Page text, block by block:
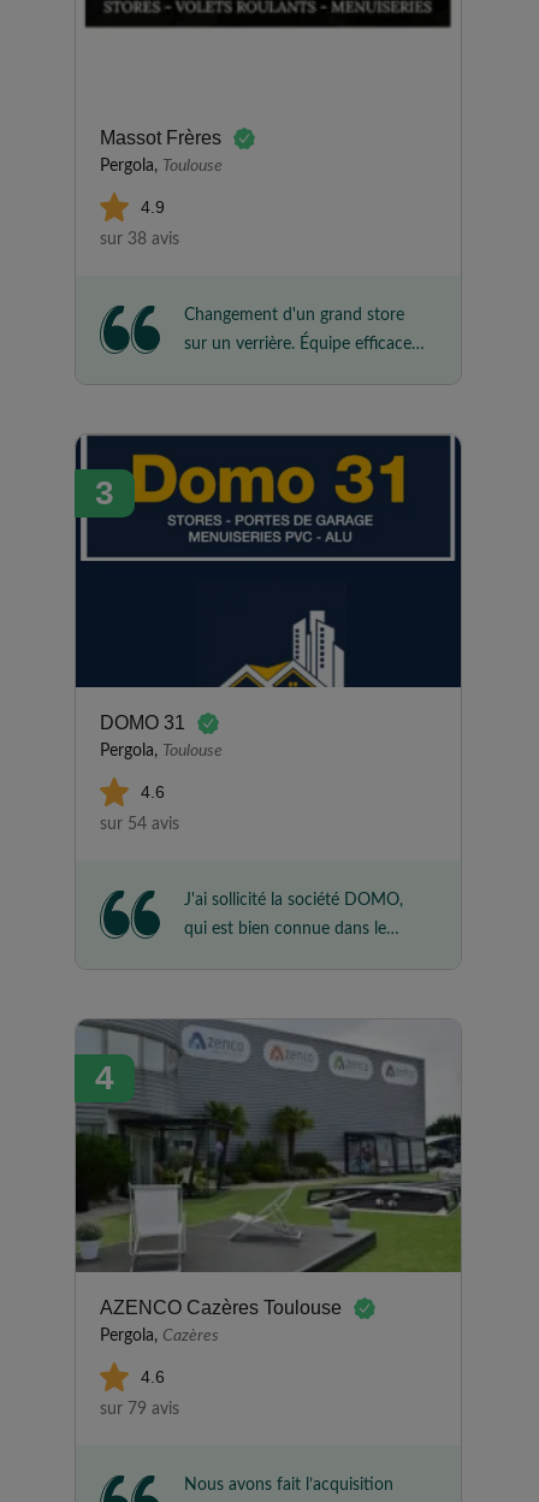
Massot Frères
Pergola, Toulouse
4.9
sur 38 avis
Changement d'un grand store
sur un verrière. Équipe efficace
laissant le temps du choix. Nous
toute l'équipe.
3
DOMO 31
Pergola, Toulouse
4.6
sur 54 avis
J'ai sollicité la société DOMO,
qui est bien connue dans le
c'était pour le remplacement
d'une porte-fenêtre avec volets
roulants dans le séjour et d'une
fenêtre avec volet roulant dans
une chambre. J'étais très
satisfaite et j'ai donc de
nouveau fait appel à eux pour
de nouveaux volets roulants.
L'équipe technique a été
vraiment charmante. Je valide la
société DOMO.
4
AZENCO Cazères Toulouse
Pergola, Cazères
4.6
sur 79 avis
Nous avons fait l’acquisition